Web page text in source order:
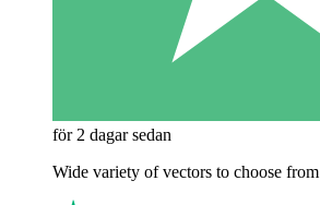
för 2 dagar sedan
Wide variety of vectors to choose from